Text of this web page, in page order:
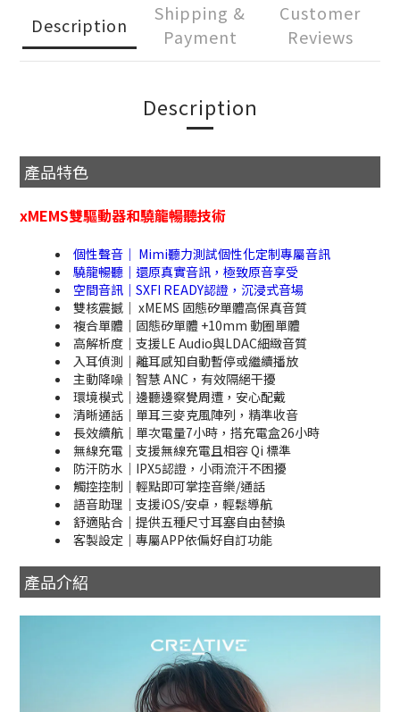
Description
Shipping &
Payment
Customer
Reviews
Description
產品特色
xMEMS雙驅動器和驍龍暢聽技術
個性聲音｜ Mimi聽力測試個性化定制專屬音訊
驍龍暢聽｜還原真實音訊，極致原音享受
空間音訊｜SXFI READY認證，沉浸式音場
雙核震撼｜ xMEMS 固態矽單體高保真音質
複合單體｜固態矽單體 +10mm 動圈單體
高解析度｜支援LE Audio與LDAC細緻音質
入耳偵測｜離耳感知自動暫停或繼續播放
主動降噪｜智慧 ANC，有效隔絕干擾
環境模式｜邊聽邊察覺周遭，安心配戴
清晰通話｜單耳三麥克風陣列，精準收音
長效續航｜單次電量7小時，搭充電盒26小時
無線充電｜支援無線充電且相容 Qi 標準
防汗防水｜IPX5認證，小雨流汗不困擾
觸控控制｜輕點即可掌控音樂/通話
語音助理｜支援iOS/安卓，輕鬆導航
舒適貼合｜提供五種尺寸耳塞自由替換
客製設定｜專屬APP依偏好自訂功能
產品介紹